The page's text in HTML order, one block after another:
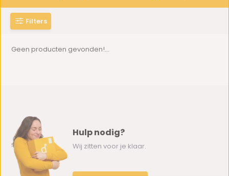
Filters
Geen producten gevonden!...
Hulp nodig?
Wij zitten voor je klaar.